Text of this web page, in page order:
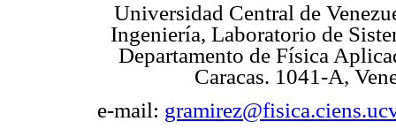
Universidad Central de
Ingeniería, Laboratorio de
Departamento de Física
Caracas. 1041-A,
e-mail: